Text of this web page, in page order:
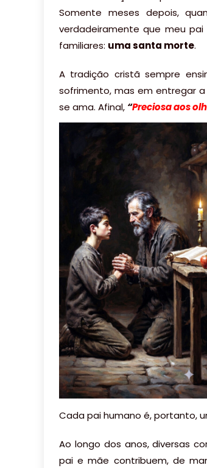
Somente meses depois,
verdadeiramente que meu
familiares: uma santa morte.
A tradição cristã sempre
sofrimento, mas em entregar
se ama. Afinal, “Preciosa aos
Cada pai humano é, portanto,
Ao longo dos anos, diversas
pai e mãe contribuem, de